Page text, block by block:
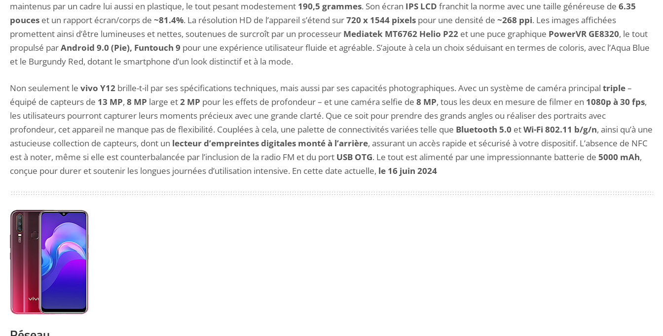
maintenus par un cadre lui aussi en plastique, le tout pesant modestement 190,5 grammes. Son écran IPS LCD franchit la norme avec une taille généreuse de 6.35
pouces et un rapport écran/corps de ~81.4%. La résolution HD de l’appareil s’étend sur720 x 1544 pixels pour une densité de ~268 ppi. Les images affichées
promettent ainsi d’être lumineuses et nettes, soutenues de surcroît par un processeur Mediatek MT6762 Helio P22 et une puce graphique PowerVR GE8320, le tout
propulsé parAndroid 9.0 (Pie), Funtouch 9 pour une expérience utilisateur fluide et agréable. S’ajoute à cela un choix séduisant en termes de coloris, avec l’Aqua Blue
et le Burgundy Red, dotant le smartphone d’un look distinctif et à la mode.
Non seulement le vivo Y12 brille-t-il par ses spécifications techniques, mais aussi par ses capacités photographiques. Avec un système de caméra principal triple–
équipé de capteurs de 13 MP, 8 MP large et2 MP pour les effets de profondeur – et une caméra selfie de 8 MP, tous les deux en mesure de filmer en 1080p à 30 fps,
les utilisateurs pourront capturer leurs moments précieux avec une grande clarté. Que ce soit pour prendre des grands angles ou réaliser des portraits avec
profondeur, cet appareil ne manque pas de flexibilité. Couplées à cela, une palette de connectivités variées telle que Bluetooth 5.0 etWi-Fi 802.11 b/g/n, ainsi qu’à une
astucieuse collection de capteurs, dont un lecteur d’empreintes digitales monté à l’arrière, assurant un accès rapide et sécurisé à votre dispositif. L’absence de NFC
est à noter, même si elle est counterbalancée par l’inclusion de la radio FM et du port USB OTG. Le tout est alimenté par une impressionnante batterie de 5000 mAh,
conçue pour durer et soutenir les longues journées d’utilisation intensive. En cette date actuelle, le 16 juin 2024